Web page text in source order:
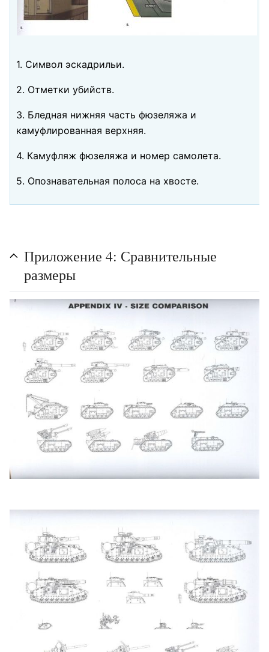
1. Символ эскадрильи.
2. Отметки убийств.
3. Бледная нижняя часть фюзеляжа и
камуфлированная верхняя.
4. Камуфляж фюзеляжа и номер самолета.
5. Опознавательная полоса на хвосте.
Приложение 4: Сравнительные
размеры